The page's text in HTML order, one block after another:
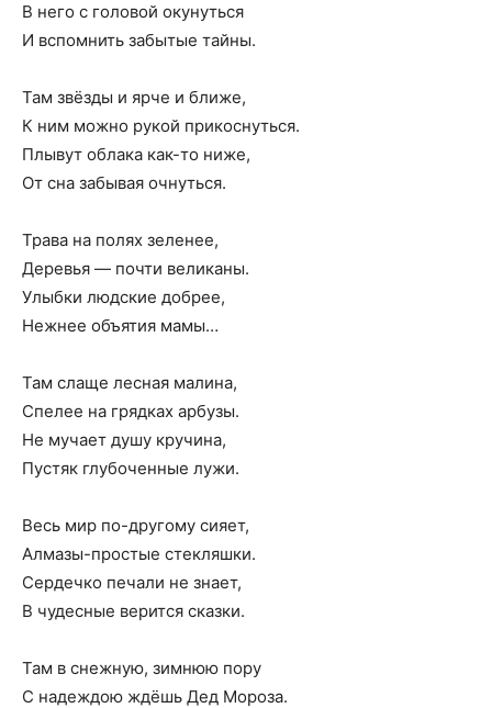
В него с головой окунуться
И вспомнить забытые тайны.
Там звёзды и ярче и ближе,
К ним можно рукой прикоснуться.
Плывут облака как-то ниже,
От сна забывая очнуться.
Трава на полях зеленее,
Деревья — почти великаны.
Улыбки людские добрее,
Нежнее объятия мамы…
Там слаще лесная малина,
Спелее на грядках арбузы.
Не мучает душу кручина,
Пустяк глубоченные лужи.
Весь мир по-другому сияет,
Алмазы-простые стекляшки.
Сердечко печали не знает,
В чудесные верится сказки.
Там в снежную, зимнюю пору
С надеждою ждёшь Дед Мороза.